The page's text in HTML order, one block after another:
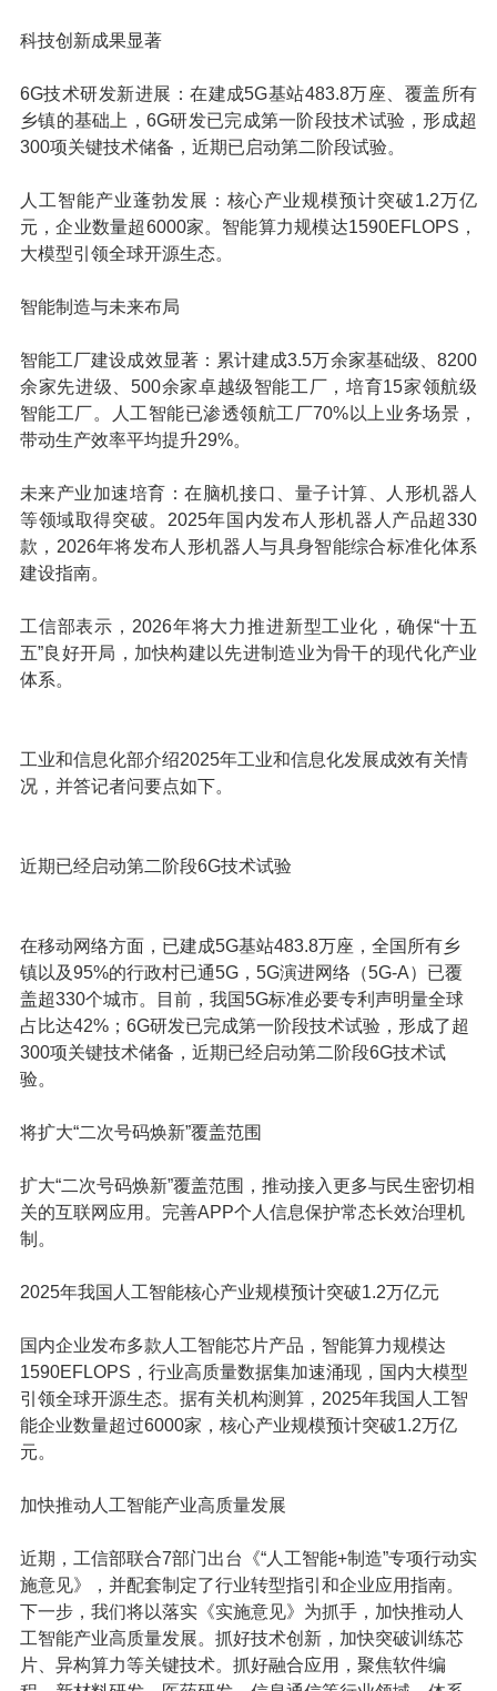
科技创新成果显著
6G技术研发新进展：在建成5G基站483.8万座、覆盖所有
乡镇的基础上，6G研发已完成第一阶段技术试验，形成超
300项关键技术储备，近期已启动第二阶段试验。
人工智能产业蓬勃发展：核心产业规模预计突破1.2万亿
元，企业数量超6000家。智能算力规模达1590EFLOPS，
大模型引领全球开源生态。
智能制造与未来布局
智能工厂建设成效显著：累计建成3.5万余家基础级、8200
余家先进级、500余家卓越级智能工厂，培育15家领航级
智能工厂。人工智能已渗透领航工厂70%以上业务场景，
带动生产效率平均提升29%。
未来产业加速培育：在脑机接口
、量子计算、人形机器人
等领域取得突破。2025年国内发布人形机器人产品超330
款，2026年将发布人形机器人与具身智能综合标准化体系
建设指南。
工信部表示，2026年将大力推进新型工业化，确保“十五
五”良好开局，加快构建以先进制造业为骨干的现代化产业
体系。
工业和信息化部介绍2025年工业和信息化发展成效有关情
况，并答记者问要点如下。
近期已经启动第二阶段6G技术试验
在移动网络方面， 已建成5G基站483.8万座 ，全国所有乡
镇以及95%的行政村已通5G，5G演进网络（5G-A）已覆
盖超330个城市。目前，我国5G标准必要专利声明量全球
占比达42%； 6G研发已完成第一阶段技术试验，形成了超
300项关键技术储备，近期已经启动第二阶段6G技术试
验。
将扩大“二次号码焕新”覆盖范围
扩大“二次号码焕新”覆盖范围 ，推动接入更多与民生密切相
关的互联网应用。 完善APP个人信息保护常态长效治理机
制 。
2025年我国人工智能核心产业规模预计突破1.2万亿元
国内企业发布多款人工智能芯片产品， 智能算力规模达
1590EFLOPS ，行业高质量数据集加速涌现，国内大模型
引领全球开源生态。据有关机构测算， 2025年我国人工智
能企业数量超过6000家，核心产业规模预计突破1.2万亿
元。
加快推动人工智能产业高质量发展
近期，工信部联合7部门出台
《“人工智能+制造”专项行动实
施意见》
，并配套制定了行业转型指引和企业应用指南。
下一步，我们将以落实《实施意见》为抓手，加快推动人
工智能产业高质量发展。抓好技术创新，加快突破训练芯
片、 异构算力等关键技术。抓好融合应用，聚焦软件编